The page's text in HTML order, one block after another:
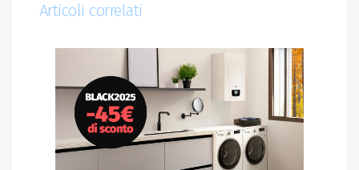
Articoli correlati